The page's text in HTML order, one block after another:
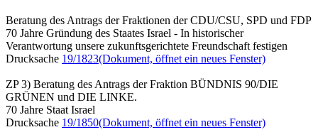
Beratung des Antrags der Fraktionen der CDU/CSU, SPD und FDP
70 Jahre Gründung des Staates Israel - In historischer
Verantwortung unsere zukunftsgerichtete Freundschaft festigen
Drucksache 19/1823(Dokument, öffnet ein neues Fenster)
ZP 3) Beratung des Antrags der Fraktion BÜNDNIS 90/DIE
GRÜNEN und DIE LINKE.
70 Jahre Staat Israel
Drucksache 19/1850(Dokument, öffnet ein neues Fenster)